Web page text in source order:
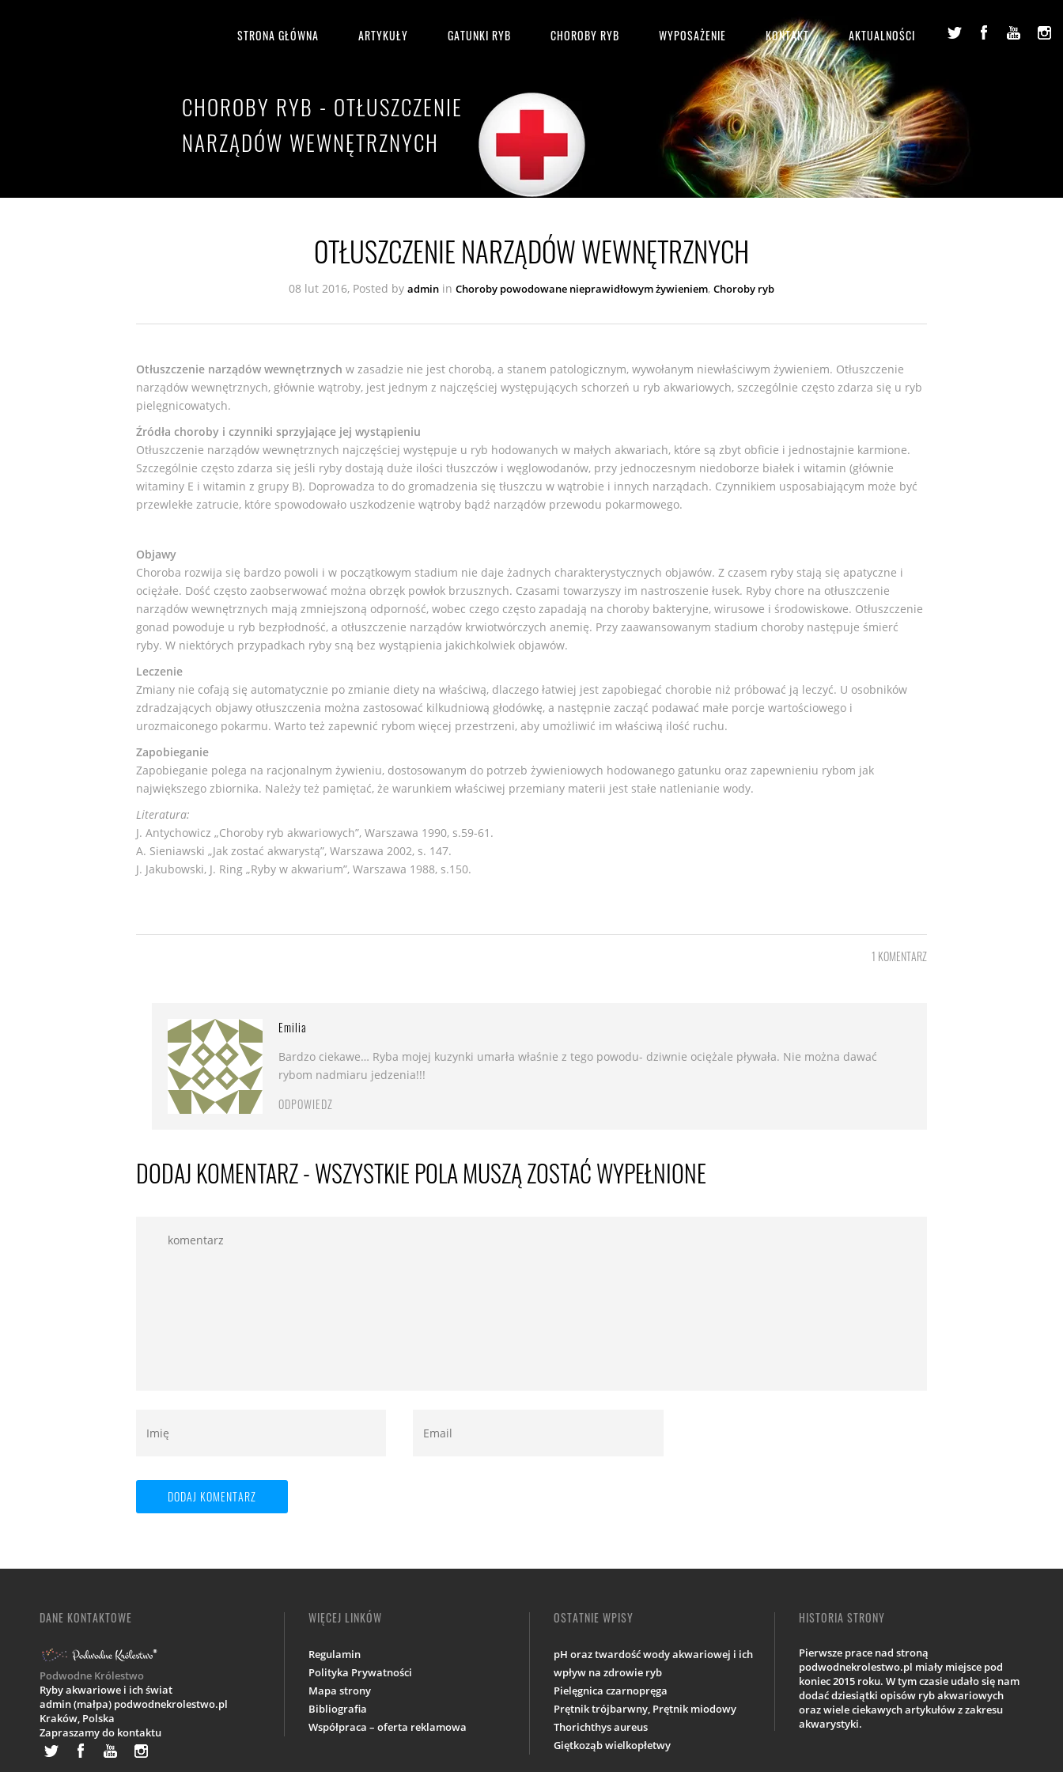
STRONA GŁÓWNA ARTYKUŁY GATUNKI RYB CHOROBY RYB WYPOSAŻENIE KONTAKT AKTUALNOŚCI
CHOROBY RYB - OTŁUSZCZENIE
NARZĄDÓW WEWNĘTRZNYCH
OTŁUSZCZENIE NARZĄDÓW WEWNĘTRZNYCH
08 lut 2016, Posted by admin in Choroby powodowane nieprawidłowym żywieniem, Choroby ryb
Otłuszczenie narządów wewnętrznych w zasadzie nie jest chorobą, a stanem patologicznym, wywołanym niewłaściwym żywieniem. Otłuszczenie
narządów wewnętrznych, głównie wątroby, jest jednym z najczęściej występujących schorzeń u ryb akwariowych, szczególnie często zdarza się u ryb
pielęgnicowatych.
Źródła choroby i czynniki sprzyjające jej wystąpieniu
Otłuszczenie narządów wewnętrznych najczęściej występuje u ryb hodowanych w małych akwariach, które są zbyt obficie i jednostajnie karmione.
Szczególnie często zdarza się jeśli ryby dostają duże ilości tłuszczów i węglowodanów, przy jednoczesnym niedoborze białek i witamin (głównie
witaminy E i witamin z grupy B). Doprowadza to do gromadzenia się tłuszczu w wątrobie i innych narządach. Czynnikiem usposabiającym może być
przewlekłe zatrucie, które spowodowało uszkodzenie wątroby bądź narządów przewodu pokarmowego.
Objawy
Choroba rozwija się bardzo powoli i w początkowym stadium nie daje żadnych charakterystycznych objawów. Z czasem ryby stają się apatyczne i
ociężałe. Dość często zaobserwować można obrzęk powłok brzusznych. Czasami towarzyszy im nastroszenie łusek. Ryby chore na otłuszczenie
narządów wewnętrznych mają zmniejszoną odporność, wobec czego często zapadają na choroby bakteryjne, wirusowe i środowiskowe. Otłuszczenie
gonad powoduje u ryb bezpłodność, a otłuszczenie narządów krwiotwórczych anemię. Przy zaawansowanym stadium choroby następuje śmierć
ryby. W niektórych przypadkach ryby sną bez wystąpienia jakichkolwiek objawów.
Leczenie
Zmiany nie cofają się automatycznie po zmianie diety na właściwą, dlaczego łatwiej jest zapobiegać chorobie niż próbować ją leczyć. U osobników
zdradzających objawy otłuszczenia można zastosować kilkudniową głodówkę, a następnie zacząć podawać małe porcje wartościowego i
urozmaiconego pokarmu. Warto też zapewnić rybom więcej przestrzeni, aby umożliwić im właściwą ilość ruchu.
Zapobieganie
Zapobieganie polega na racjonalnym żywieniu, dostosowanym do potrzeb żywieniowych hodowanego gatunku oraz zapewnieniu rybom jak
największego zbiornika. Należy też pamiętać, że warunkiem właściwej przemiany materii jest stałe natlenianie wody.
Literatura:
J. Antychowicz „Choroby ryb akwariowych”, Warszawa 1990, s.59-61.
A. Sieniawski „Jak zostać akwarystą”, Warszawa 2002, s. 147.
J. Jakubowski, J. Ring „Ryby w akwarium”, Warszawa 1988, s.150.
1 KOMENTARZ
Emilia
Bardzo ciekawe… Ryba mojej kuzynki umarła właśnie z tego powodu- dziwnie ociężale pływała. Nie można dawać
rybom nadmiaru jedzenia!!!
ODPOWIEDZ
DODAJ KOMENTARZ - WSZYSTKIE POLA MUSZĄ ZOSTAĆ WYPEŁNIONE
DANE KONTAKTOWE
Podwodne Królestwo
Ryby akwariowe i ich świat
admin (małpa) podwodnekrolestwo.pl
Kraków, Polska
Zapraszamy do kontaktu
WIĘCEJ LINKÓW
Regulamin
Polityka Prywatności
Mapa strony
Bibliografia
Współpraca – oferta reklamowa
OSTATNIE WPISY
pH oraz twardość wody akwariowej i ich
wpływ na zdrowie ryb
Pielęgnica czarnopręga
Prętnik trójbarwny, Prętnik miodowy
Thorichthys aureus
Giętkoząb wielkopłetwy
HISTORIA STRONY
Pierwsze prace nad stroną
podwodnekrolestwo.pl miały miejsce pod
koniec 2015 roku. W tym czasie udało się nam
dodać dziesiątki opisów ryb akwariowych
oraz wiele ciekawych artykułów z zakresu
akwarystyki.